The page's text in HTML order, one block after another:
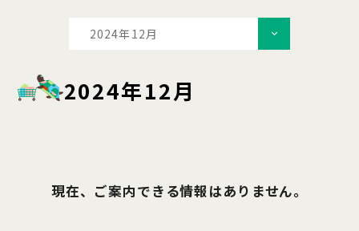
2024年12月
2024年12月
現在、ご案内できる情報はありません。